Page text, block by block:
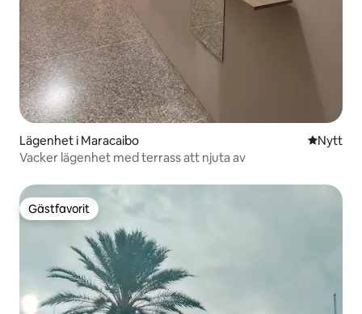
Lägenhet i Maracaibo NyttNytt
Vacker lägenhet med terrass att njuta av
Gästfavorit
Gästfavorit